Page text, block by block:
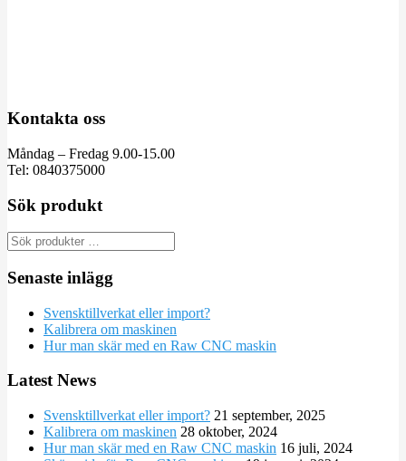
Kontakta oss
Måndag – Fredag 9.00-15.00
Tel: 0840375000
Sök produkt
Senaste inlägg
Svensktillverkat eller import?
Kalibrera om maskinen
Hur man skär med en Raw CNC maskin
Latest News
Svensktillverkat eller import? 21 september, 2025
Kalibrera om maskinen 28 oktober, 2024
Hur man skär med en Raw CNC maskin 16 juli, 2024